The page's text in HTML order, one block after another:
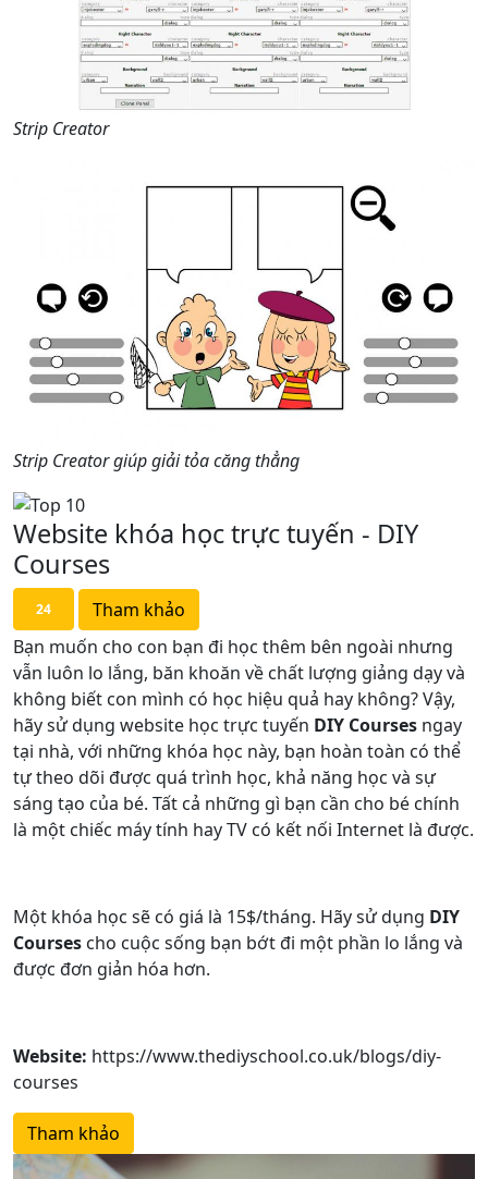
Strip Creator
Strip Creator giúp giải tỏa căng thẳng
Website khóa học trực tuyến - DIY
Courses
24
Tham khảo
Bạn muốn cho con bạn đi học thêm bên ngoài nhưng
vẫn luôn lo lắng, băn khoăn về chất lượng giảng dạy và
không biết con mình có học hiệu quả hay không? Vậy,
hãy sử dụng website học trực tuyến DIY Courses ngay
tại nhà, với những khóa học này, bạn hoàn toàn có thể
tự theo dõi được quá trình học, khả năng học và sự
sáng tạo của bé. Tất cả những gì bạn cần cho bé chính
là một chiếc máy tính hay TV có kết nối Internet là được.
Một khóa học sẽ có giá là 15$/tháng. Hãy sử dụng DIY
Courses cho cuộc sống bạn bớt đi một phần lo lắng và
được đơn giản hóa hơn.
Website: https://www.thediyschool.co.uk/blogs/diy-
courses
Tham khảo